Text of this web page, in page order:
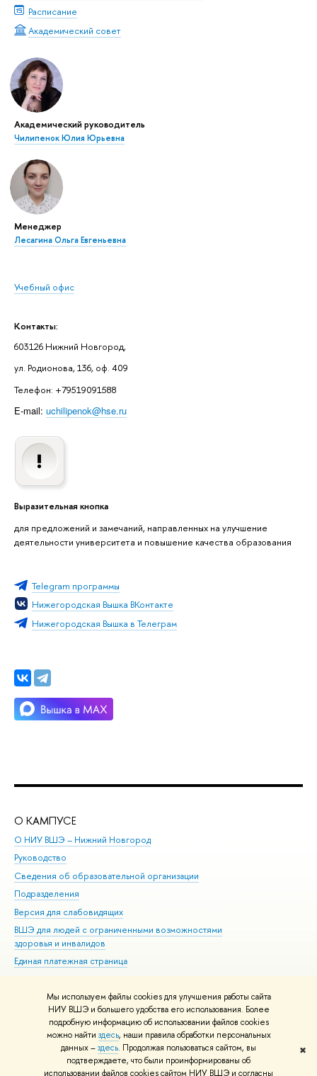
Мы используем файлы cookies для улучшения работы сайта
НИУ ВШЭ и большего удобства его использования. Более
подробную информацию об использовании файлов cookies
можно найти здесь, наши правила обработки персональных
данных –здесь. Продолжая пользоваться сайтом, вы
подтверждаете, что были проинформированы об
использовании файлов cookies сайтом НИУ ВШЭ и согласны
✖
Расписание
Академический совет
Академический руководитель
Чилипенок Юлия Юрьевна
Менеджер
Лесагина Ольга Евгеньевна
Учебный офис
Контакты:
603126 Нижний Новгород,
ул. Родионова, 136, оф. 409
Телефон: +79519091588
E-mail: uchilipenok@hse.ru
Выразительная кнопка
для предложений и замечаний, направленных на улучшение
деятельности университета и повышение качества образования
Telegram программы
Нижегородская Вышка ВКонтакте
Нижегородская Вышка в Телеграм
О КАМПУСЕ
О НИУ ВШЭ – Нижний Новгород
Руководство
Сведения об образовательной организации
Подразделения
Версия для слабовидящих
ВШЭ для людей с ограниченными возможностями
здоровья и инвалидов
Единая платежная страница
© НИУ ВШЭ 1993–2026 Адреса и контакты Условия использования